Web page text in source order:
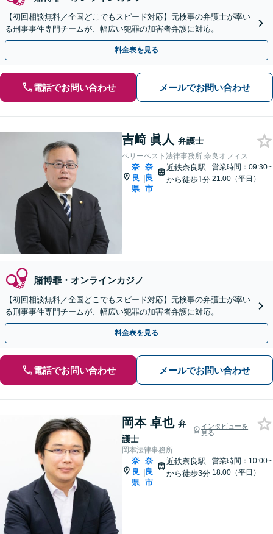
【初回相談無料／全国どこでもスピード対応】元検事の弁護士が率い
る刑事事件専門チームが、幅広い犯罪の加害者弁護に対応。
料金表を見る
電話でお問い合わせ メールでお問い合わせ
吉﨑 眞人 弁護士
ベリーベスト法律事務所 奈良オフィス
奈
良
県
|
奈
良
市
近鉄奈良駅
から徒歩1分
営業時間：09:30~
21:00（平日）
賭博罪・オンラインカジノ
【初回相談無料／全国どこでもスピード対応】元検事の弁護士が率い
る刑事事件専門チームが、幅広い犯罪の加害者弁護に対応。
料金表を見る
電話でお問い合わせ メールでお問い合わせ
岡本 卓也 弁
護士
インタビューを
見る
岡本法律事務所
奈
良
県
|
奈
良
市
近鉄奈良駅
から徒歩3分
営業時間：10:00~
18:00（平日）